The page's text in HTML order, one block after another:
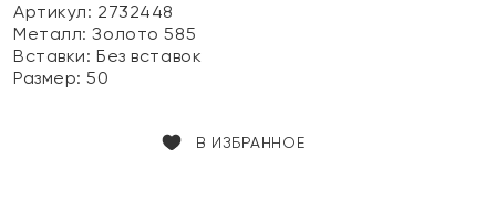
Артикул: 2732448
Металл:Золото 585
Вставки:Без вставок
Размер:50
В ИЗБРАННОЕ